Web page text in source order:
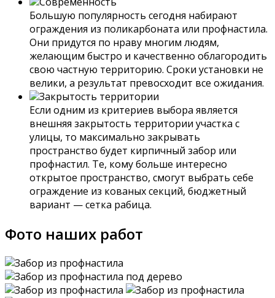
Большую популярность сегодня набирают
ограждения из поликарбоната или профнастила.
Они придутся по нраву многим людям,
желающим быстро и качественно облагородить
свою частную территорию. Сроки установки не
велики, а результат превосходит все ожидания.
Закрытость территории
Если одним из критериев выбора является
внешняя закрытость территории участка с
улицы, то максимально закрывать
пространство будет кирпичный забор или
профнастил. Те, кому больше интересно
открытое пространство, смогут выбрать себе
ограждение из кованых секций, бюджетный
вариант — сетка рабица.
Фото наших работ